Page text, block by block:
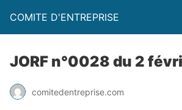
COMITE D'ENTREPRISE
JORF n°0028 du 2
comitedentreprise.com